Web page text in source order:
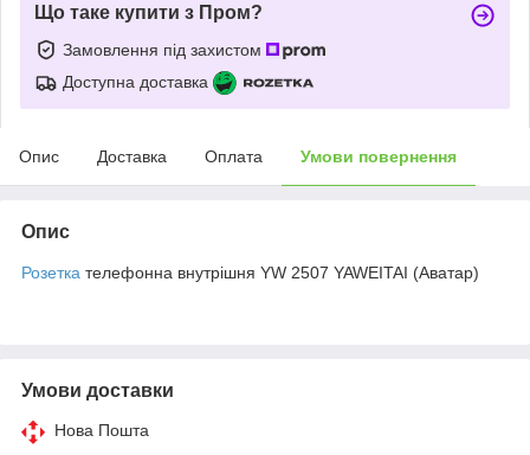
Що таке купити з Пром?
Замовлення під захистом
Доступна доставка
Опис Доставка Оплата Умови повернення
Опис
Розетка телефонна внутрішня YW 2507 YAWEITAI (Аватар)
Умови доставки
Нова Пошта